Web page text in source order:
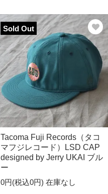
Sold Out
Tacoma Fuji Records（タコ
マフジレコード）LSD CAP
designed by Jerry UKAI ブル
ー
0円(税込0円) 在庫なし